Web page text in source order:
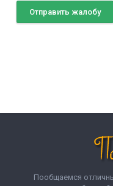
Отправить жалобу
Пообщаемся